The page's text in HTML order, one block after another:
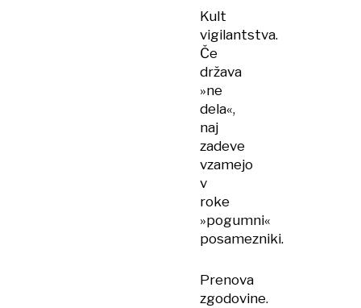
Kult
vigilantstva.
Če
država
»ne
dela«,
naj
zadeve
vzamejo
v
roke
»pogumni«
posamezniki.
Prenova
zgodovine.